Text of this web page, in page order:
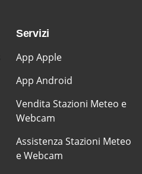
Servizi
App Apple
App Android
Vendita Stazioni Meteo e
Webcam
Assistenza Stazioni Meteo
e Webcam